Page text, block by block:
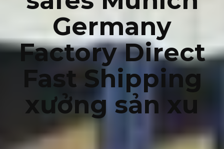
Germany
Factory Direct
Fast Shipping
xưởng sản xu